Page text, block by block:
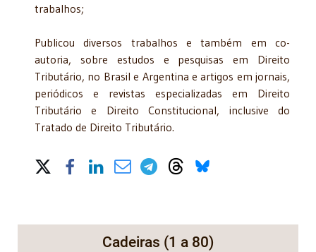
trabalhos;
Publicou diversos trabalhos e também em co-
autoria, sobre estudos e pesquisas em Direito
Tributário, no Brasil e Argentina e artigos em jornais,
periódicos e revistas especializadas em Direito
Tributário e Direito Constitucional, inclusive do
Tratado de Direito Tributário.
Share on Social Media
Cadeiras (1 a 80)